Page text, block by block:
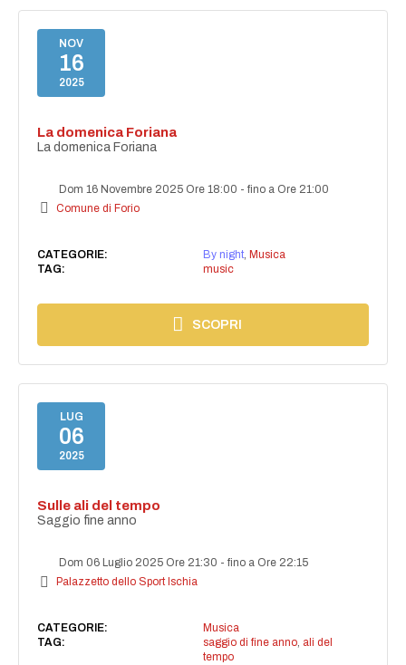
NOV
16
2025
La domenica Foriana
La domenica Foriana
Dom 16 Novembre 2025 Ore 18:00 -fino a Ore 21:00
Comune di Forio
CATEGORIE: By night, Musica
TAG:
music
SCOPRI
LUG
06
2025
Sulle ali del tempo
Saggio fine anno
Dom 06 Luglio 2025 Ore 21:30 -fino a Ore 22:15
Palazzetto dello Sport Ischia
CATEGORIE:
Musica
TAG:
saggio di fine anno, ali del
tempo